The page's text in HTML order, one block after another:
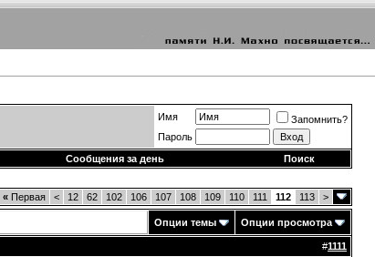
Имя
Запомнить?
Пароль
Сообщения за день Поиск
« Первая < 12 62 102 106 107 108 109 110 111 112 113 >
Опции темы Опции просмотра
#1111